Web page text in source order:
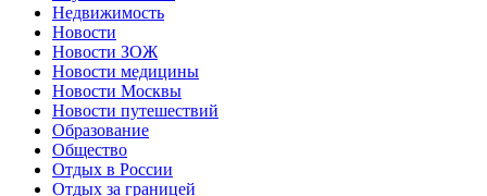
Недвижимость
Новости
Новости ЗОЖ
Новости медицины
Новости Москвы
Новости путешествий
Образование
Общество
Отдых в России
Отдых за границей